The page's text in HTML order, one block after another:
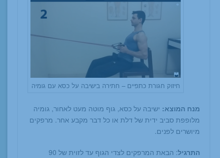
חיזוק חגורת כתפיים – חתירה בישיבה על כסא עם גומיה
מנח המוצא: ישיבה על כסא, גוף מוטה מעט לאחור, גומיה
מלופפת סביב ידית של דלת או כל דבר מקבע אחר. מרפקים
מיושרים לפנים.
התרגיל
: הבאת המרפקים לצדי הגוף עד לזוית של 90